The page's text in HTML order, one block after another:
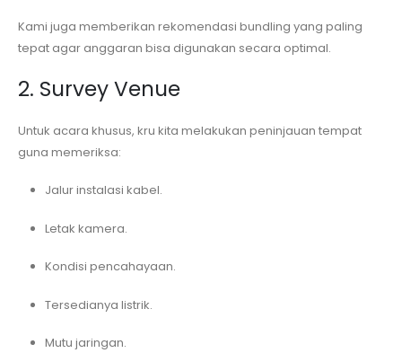
Kami juga memberikan rekomendasi bundling yang paling
tepat agar anggaran bisa digunakan secara optimal.
2. Survey Venue
Untuk acara khusus, kru kita melakukan peninjauan tempat
guna memeriksa:
Jalur instalasi kabel.
Letak kamera.
Kondisi pencahayaan.
Tersedianya listrik.
Mutu jaringan.